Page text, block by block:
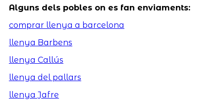
Alguns dels pobles on es fan enviaments:
comprar llenya a barcelona
llenya Barbens
llenya Callús
llenya del pallars
llenya Jafre